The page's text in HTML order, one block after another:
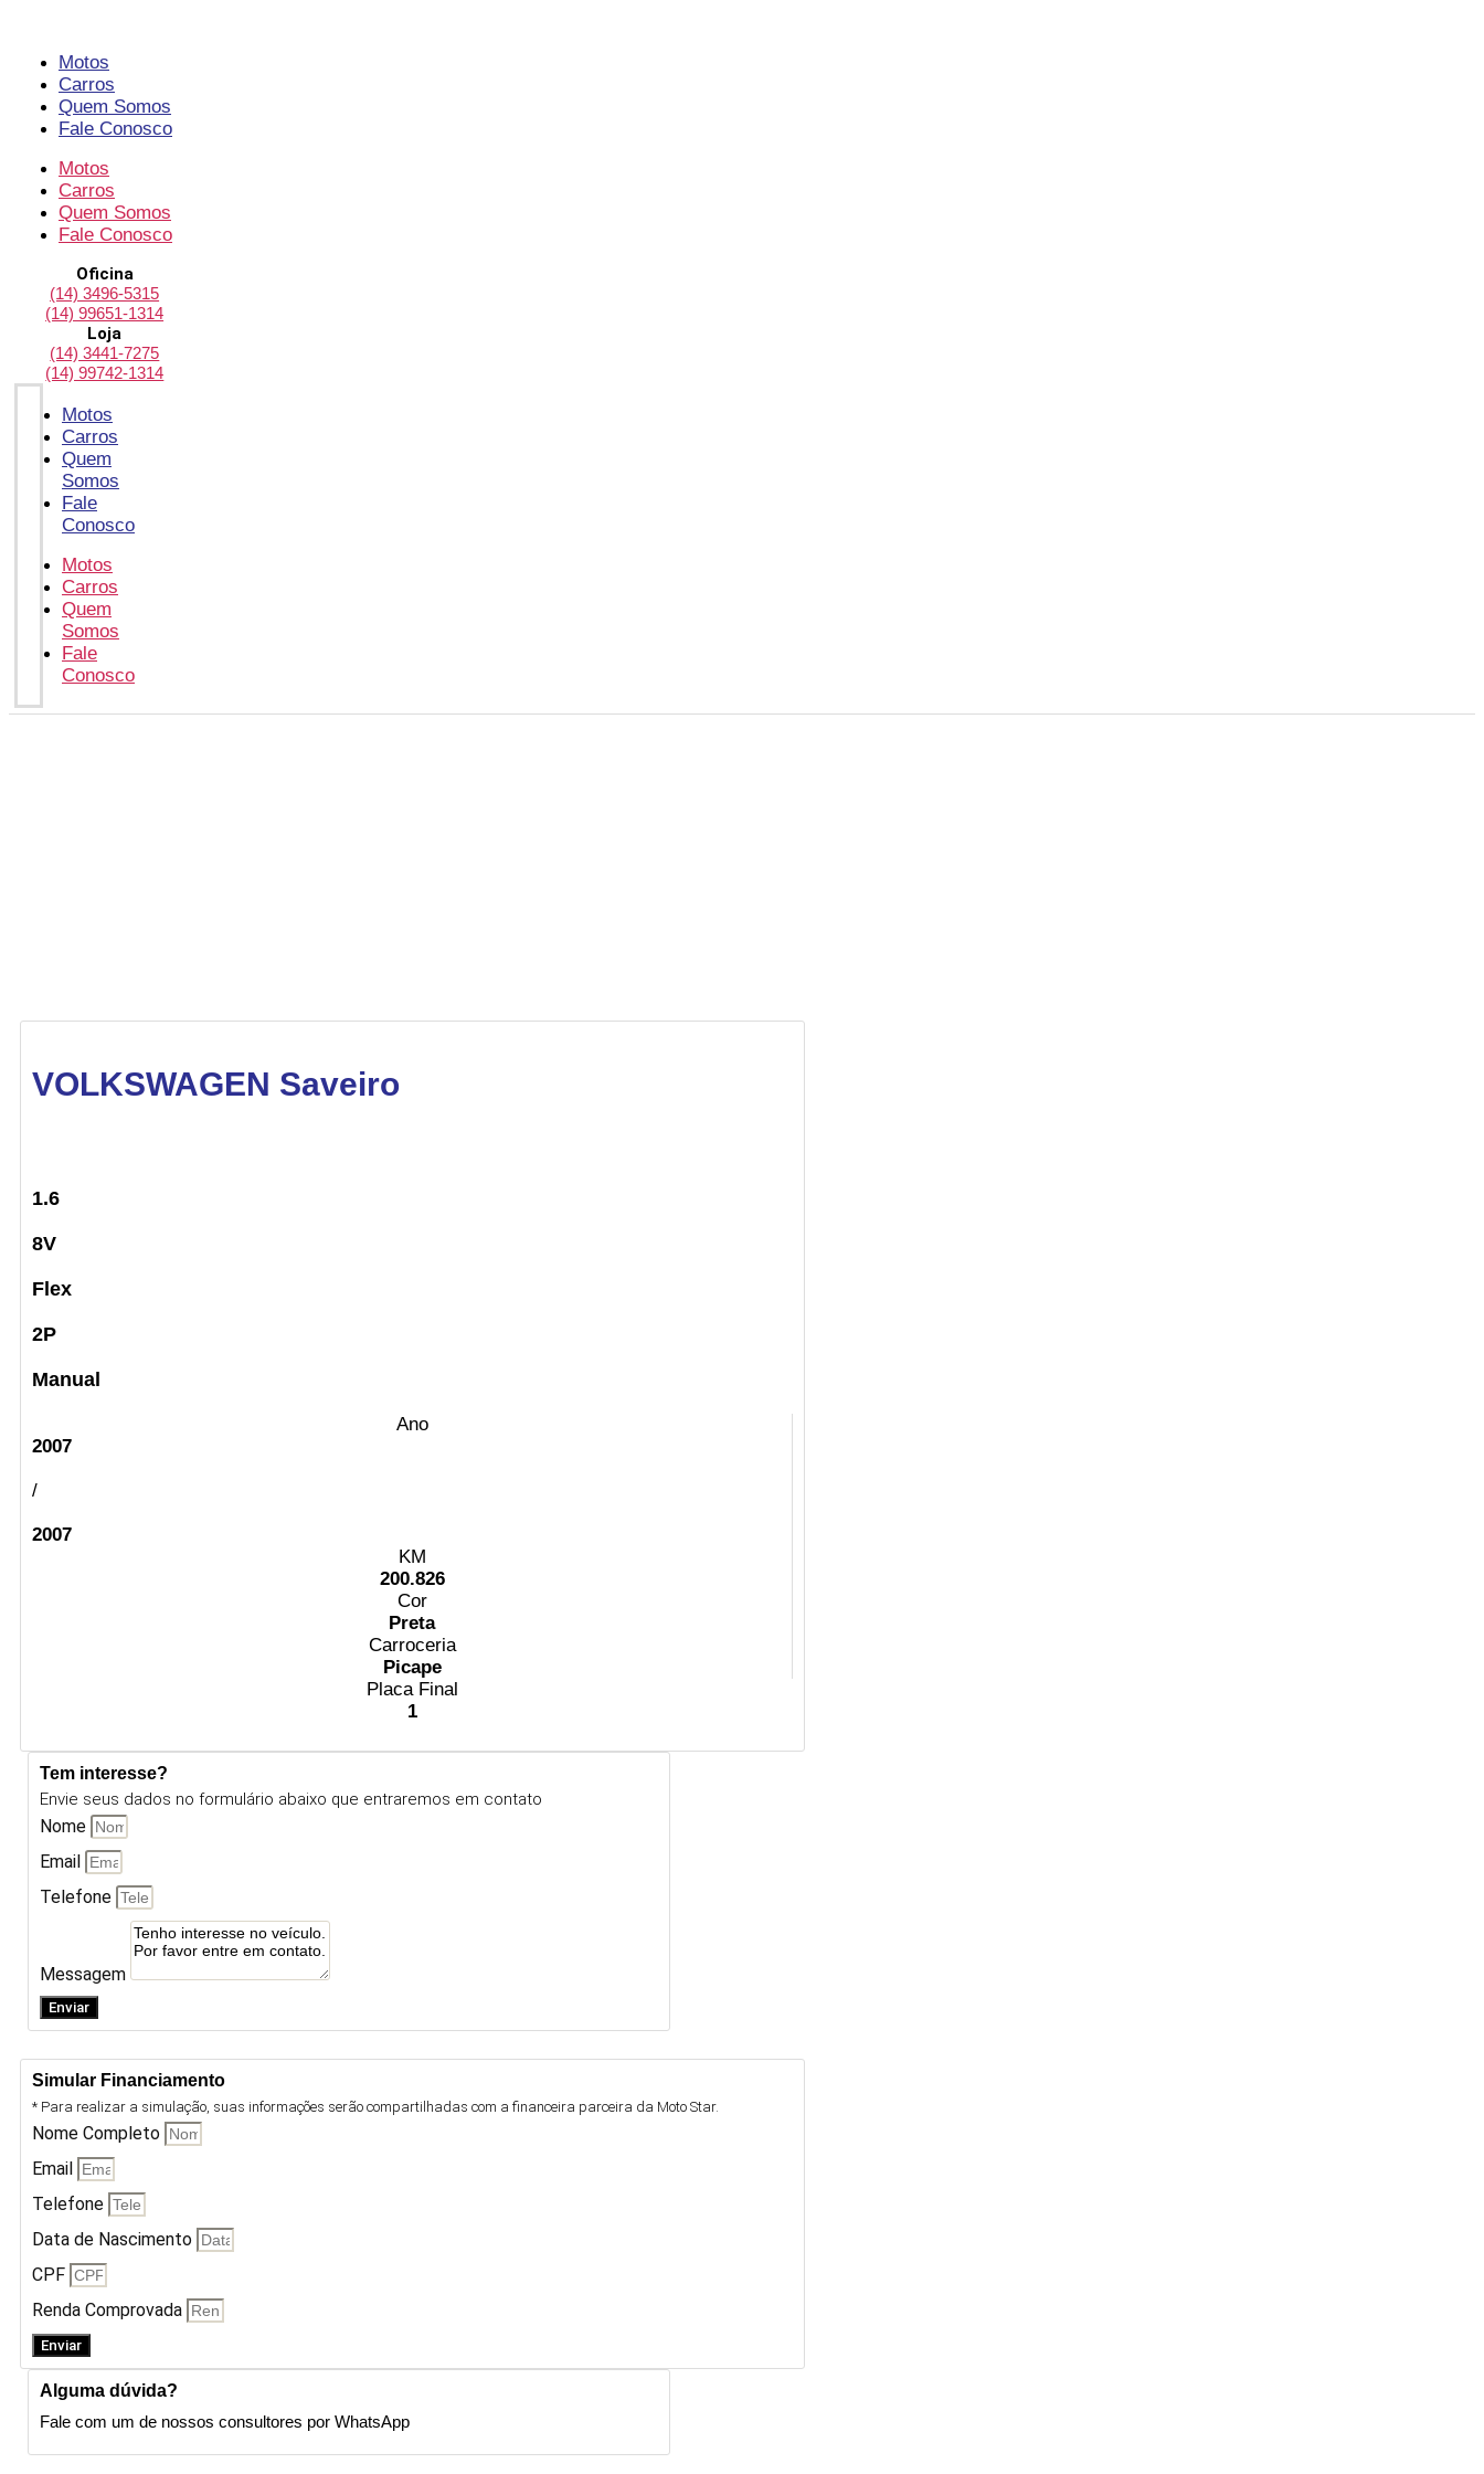
conteúdo
Motos
Carros
Quem Somos
Fale Conosco
Motos
Carros
Quem Somos
Fale Conosco
Oficina
(14) 3496-5315
(14) 99651-1314
Loja
(14) 3441-7275
(14) 99742-1314
Motos
Carros
Quem
Somos
Fale
Conosco
Motos
Carros
Quem
Somos
Fale
Conosco
VOLKSWAGEN Saveiro
1.6
8V
Flex
2P
Manual
Ano
2007
/
2007
KM
200.826
Cor
Preta
Carroceria
Picape
Placa Final
1
Tem interesse?
Envie seus dados no formulário abaixo que entraremos em contato
Nome
Email
Telefone
Messagem
Enviar
Simular Financiamento
* Para realizar a simulação, suas informações serão compartilhadas com a financeira parceira da Moto Star.
Nome Completo
Email
Telefone
Data de Nascimento
CPF
Renda Comprovada
Enviar
Alguma dúvida?
Fale com um de nossos consultores por WhatsApp